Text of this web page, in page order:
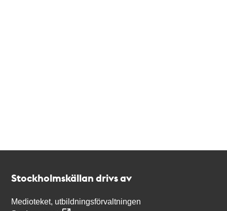
Stockholmskällan drivs av
Medioteket, utbildningsförvaltningen